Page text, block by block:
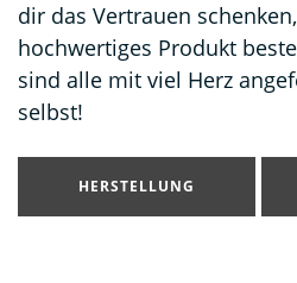
dir das Vertrauen
hochwertiges Produkt
sind alle mit viel Herz
selbst!
HERSTELLUNG